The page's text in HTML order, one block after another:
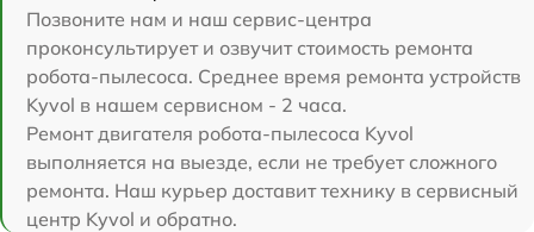
Позвоните нам и наш сервис-центра
проконсультирует и озвучит стоимость ремонта
робота-пылесоса. Среднее время ремонта устройств
Kyvol в нашем сервисном - 2 часа.
Ремонт двигателя робота-пылесоса Kyvol
выполняется на выезде, если не требует сложного
ремонта. Наш курьер доставит технику в сервисный
центр Kyvol и обратно.